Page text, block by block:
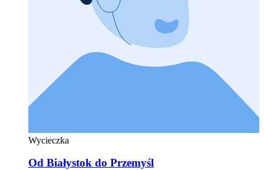
Wycieczka
Od Białystok do Przemyśl